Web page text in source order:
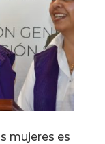
mujeres es